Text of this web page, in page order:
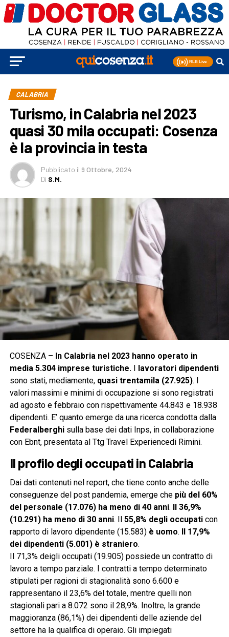
CALABRIA
Turismo, in Calabria nel 2023
quasi 30 mila occupati: Cosenza
è la provincia in testa
Pubblicato il 9 Ottobre, 2024
Di S.M.
COSENZA – In Calabria nel 2023 hanno operato in
media 5.304 imprese turistiche.I
lavoratori dipendenti
sono stati, mediamente, quasi trentamila (27.925). I
valori massimi e minimi di occupazione si sono registrati
ad agosto e febbraio con rispettivamente 44.843 e 18.938
dipendenti. E’ quanto emerge da una ricerca condotta dalla
Federalberghisulla base dei dati Inps, in collaborazione
con Ebnt, presentata al Ttg Travel Experiencedi Rimini.
Il profilo degli occupati in Calabria
Dai dati contenuti nel report, che tiene conto anche delle
conseguenze del post pandemia, emerge che più del 60%
del personale (17.076) ha meno di 40 anni. Il 36,9%
(10.291) ha meno di 30 anni. Il 55,8% degli occupaticon
rapporto di lavoro dipendente (15.583) è uomo. Il 17,9%
dei dipendenti (5.001) è straniero.
Il 71,3% deigli occupati (19.905) possiede un contratto di
lavoro a tempo parziale. I contratti a tempo determinato
stipulati per ragioni di stagionalità sono 6.600 e
rappresentano il 23,6% del totale, mentre quelli non
stagionali pari a 8.072 sono il 28,9%. Inoltre, la grande
maggioranza (86,1%) dei dipendenti delle aziende del
settore ha la qualifica di operaio. Gli impiegati